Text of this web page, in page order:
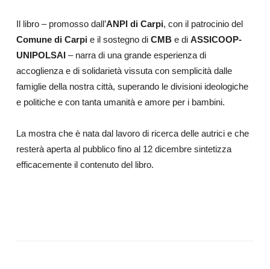
Il libro – promosso dall’ANPI di Carpi, con il patrocinio del
Comune di Carpi e il sostegno di CMBe di ASSICOOP-
UNIPOLSAI – narra di una grande esperienza di
accoglienza e di solidarietà vissuta con semplicità dalle
famiglie della nostra città, superando le divisioni ideologiche
e politiche e con tanta umanità e amore per i bambini.
La mostra che è nata dal lavoro di ricerca delle autrici e che
resterà aperta al pubblico fino al 12 dicembre sintetizza
efficacemente il contenuto del libro.